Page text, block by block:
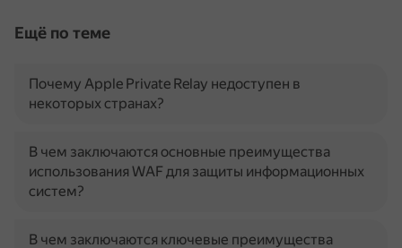
Ещё по теме
Почему Apple Private Relay недоступен в
некоторых странах?
В чем заключаются основные преимущества
использования WAF для защиты информационных
систем?
В чем заключаются ключевые преимущества